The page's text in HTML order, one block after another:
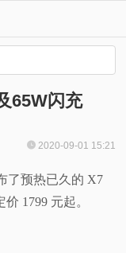
65W闪充
2020-09-01 15:21
了预热已久的 X7
1799 元起。